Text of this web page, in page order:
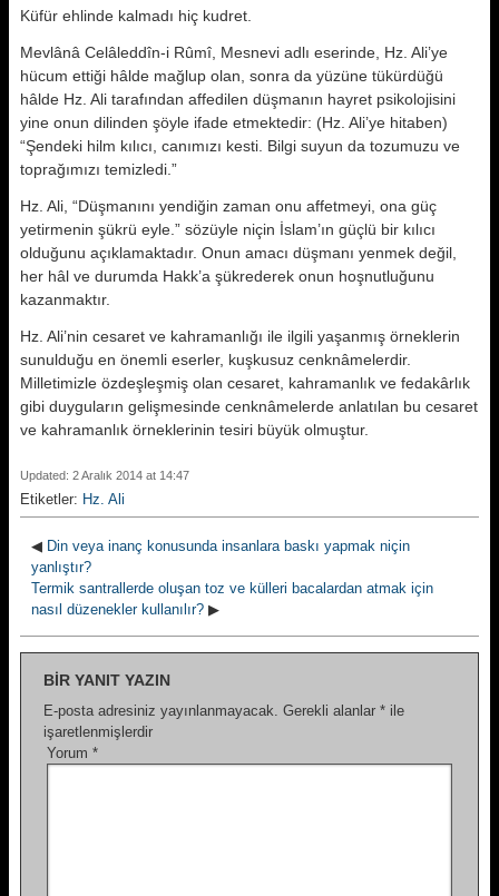
Küfür ehlinde kalmadı hiç kudret.
Mevlânâ Celâleddîn-i Rûmî, Mesnevi adlı eserinde, Hz. Ali’ye
hücum ettiği hâlde mağlup olan, sonra da yüzüne tükürdüğü
hâlde Hz. Ali tarafından affedilen düşmanın hayret psikolojisini
yine onun dilinden şöyle ifade etmektedir: (Hz. Ali’ye hitaben)
“Şendeki hilm kılıcı, canımızı kesti. Bilgi suyun da tozumuzu ve
toprağımızı temizledi.”
Hz. Ali, “Düşmanını yendiğin zaman onu affetmeyi, ona güç
yetirmenin şükrü eyle.” sözüyle niçin İslam’ın güçlü bir kılıcı
olduğunu açıklamaktadır. Onun amacı düşmanı yenmek değil,
her hâl ve durumda Hakk’a şükrederek onun hoşnutluğunu
kazanmaktır.
Hz. Ali’nin cesaret ve kahramanlığı ile ilgili yaşanmış örneklerin
sunulduğu en önemli eserler, kuşkusuz cenknâmelerdir.
Milletimizle özdeşleşmiş olan cesaret, kahramanlık ve fedakârlık
gibi duyguların gelişmesinde cenknâmelerde anlatılan bu cesaret
ve kahramanlık örneklerinin tesiri büyük olmuştur.
Updated: 2 Aralık 2014 at 14:47
Etiketler: Hz. Ali
◀ Din veya inanç konusunda insanlara baskı yapmak niçin
yanlıştır?
Termik santrallerde oluşan toz ve külleri ba­calardan atmak için
nasıl düzenekler kullanılır? ▶
BIR YANIT YAZIN
E-posta adresiniz yayınlanmayacak. Gerekli alanlar * ile
işaretlenmişlerdir
Yorum *